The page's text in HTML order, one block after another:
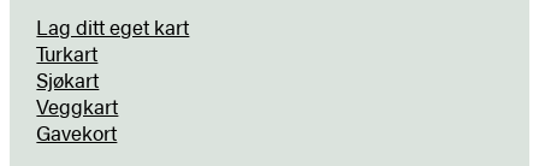
Lag ditt eget kart
Turkart
Sjøkart
Veggkart
Gavekort